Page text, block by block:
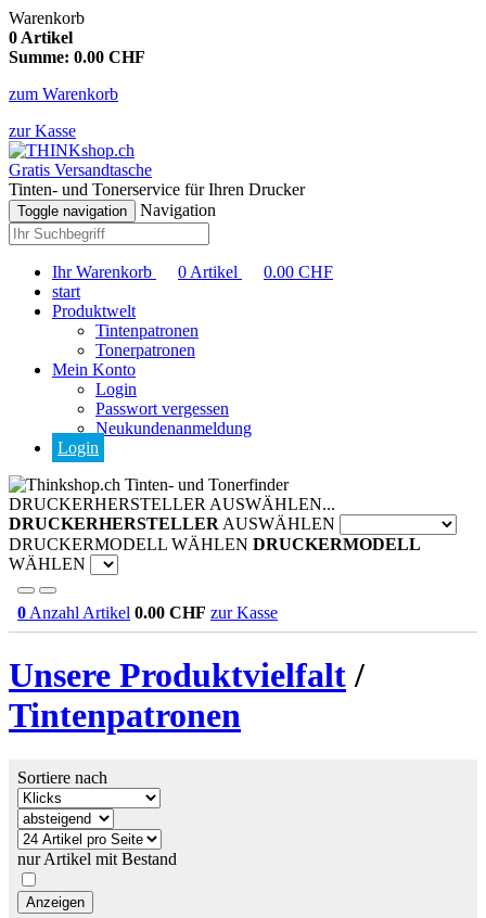
Warenkorb
0 Artikel
Summe: 0.00 CHF
zum Warenkorb
zur Kasse
Gratis Versandtasche
Tinten- und Tonerservice für Ihren Drucker
Toggle navigation Navigation
Ihr Warenkorb 0 Artikel 0.00 CHF
start
Produktwelt
Tintenpatronen
Tonerpatronen
Mein Konto
Login
Passwort vergessen
Neukundenanmeldung
Login
Tinten- und Tonerfinder
DRUCKERHERSTELLER AUSWÄHLEN...
DRUCKERHERSTELLER AUSWÄHLEN
DRUCKERMODELL WÄHLEN DRUCKERMODELL
WÄHLEN
0 Anzahl Artikel 0.00 CHF zur Kasse
Unsere Produktvielfalt/
Tintenpatronen
Sortiere nach
nur Artikel mit Bestand